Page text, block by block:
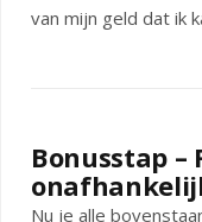
van mijn geld dat ik
Bonusstap –
Nu je alle